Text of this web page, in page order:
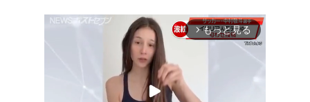
arrow_forward_ios もっと見る